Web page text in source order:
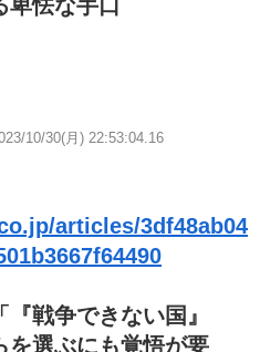
卑怯な手口
10/30(月) 22:53:04.16
articles/3df48ab04
戦争できない国』
を選ぶにも覚悟が要